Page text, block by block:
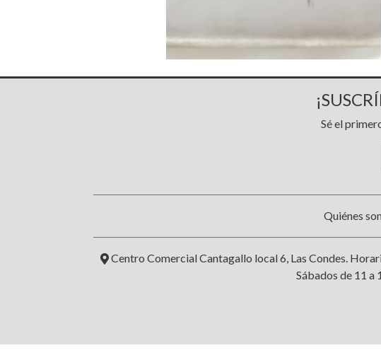
Sé el
Quiénes
Centro Comercial Cantagallo local 6, Las Condes.
Sábados de 11 a